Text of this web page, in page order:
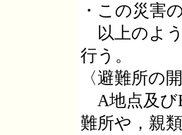
・この災害
以上のよ
行う。
〈避難所の
A地点及び
難所や，親